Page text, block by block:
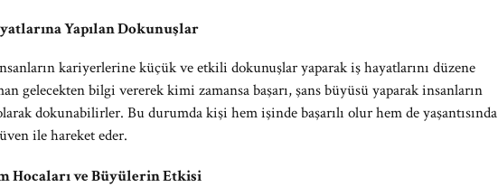
Yapılan Dokunuşlar
kariyerlerine küçük ve etkili dokunuşlar yaparak iş hayatlarını düzene
gelecekten bilgi vererek kimi zamansa başarı, şans büyüsü yaparak insanların
dokunabilirler. Bu durumda kişi hem işinde başarılı olur hem de yaşantısında
ile hareket eder.
Hocaları ve Büyülerin Etkisi